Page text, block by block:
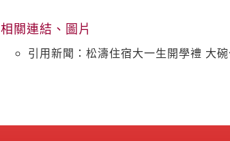
相關連結、圖片
引用新聞：松濤住宿大一生開學禮 大